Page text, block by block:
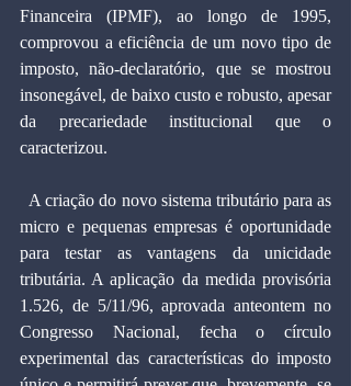
Financeira (IPMF), ao longo de 1995,
comprovou a eficiência de um novo tipo de
imposto, não-declaratório, que se mostrou
insonegável, de baixo custo e robusto, apesar
da precariedade institucional que o
caracterizou.
micro e pequenas empresas é oportunidade
para testar as vantagens da unicidade
tributária. A aplicação da medida provisória
1.526, de 5/11/96, aprovada anteontem no
Congresso Nacional, fecha o círculo
experimental das características do imposto